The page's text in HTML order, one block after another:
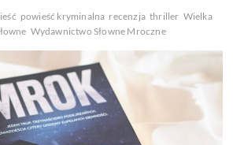
powieść kryminalna recenzja thriller Wielka
Wydawnictwo Słowne Mroczne